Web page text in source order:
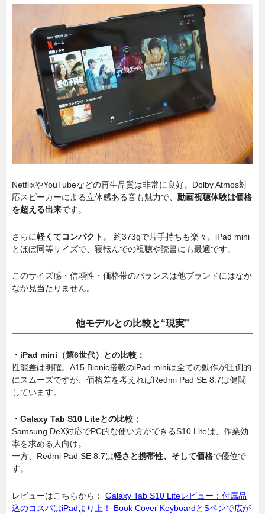
NetflixやYouTubeなどの再生品質は非常に良好。Dolby Atmos対
応スピーカーによる立体感ある音も魅力で、 動画視聴体験は価格
を超える出来です。
さらに軽くてコンパクト 。 約373gで片手持ちも楽々。iPad mini
とほぼ同等サイズで、寝転んでの視聴や読書にも最適です。
このサイズ感・信頼性・価格帯のバランスは他ブランドにはなか
なか見当たりません。
他モデルとの比較と“現実”
・iPad mini（第6世代）との比較：
性能差は明確。A15 Bionic搭載のiPad miniは全ての動作が圧倒的
にスムーズですが、価格差を考えればRedmi Pad SE 8.7は健闘
しています。
・Galaxy Tab S10 Liteとの比較：
Samsung DeX対応でPC的な使い方ができるS10 Liteは、作業効
率を求める人向け。
一方、Redmi Pad SE 8.7は軽さと携帯性、そして価格で優位で
す。
レビューはこちらから： Galaxy Tab S10 Liteレビュー：付属品
込のコスパはiPadより上！ Book Cover KeyboardとSペンで広が